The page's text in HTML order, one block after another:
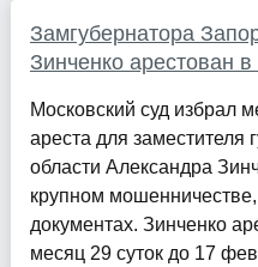
Замгубернатора
Зинченко арестован
Московский суд избрал
ареста для заместителя
области Александра
крупном
документах. Зинченко
месяц 29 суток до 17